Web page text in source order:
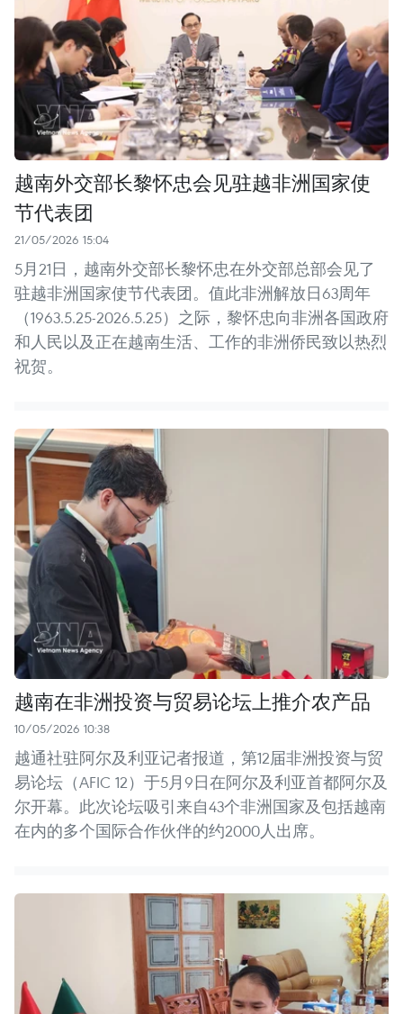
越南外交部长黎怀忠会见驻越非洲国家使
节代表团
21/05/2026 15:04
5月21日，越南外交部长黎怀忠在外交部总部会见了
驻越非洲国家使节代表团。值此非洲解放日63周年
（1963.5.25-2026.5.25）之际，黎怀忠向非洲各国政府
和人民以及正在越南生活、工作的非洲侨民致以热烈
祝贺。
越南在非洲投资与贸易论坛上推介农产品
10/05/2026 10:38
越通社驻阿尔及利亚记者报道，第12届非洲投资与贸
易论坛（AFIC 12）于5月9日在阿尔及利亚首都阿尔及
尔开幕。此次论坛吸引来自43个非洲国家及包括越南
在内的多个国际合作伙伴的约2000人出席。